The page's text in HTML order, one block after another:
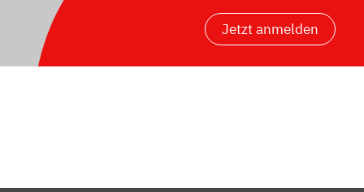
Jetzt anmelden